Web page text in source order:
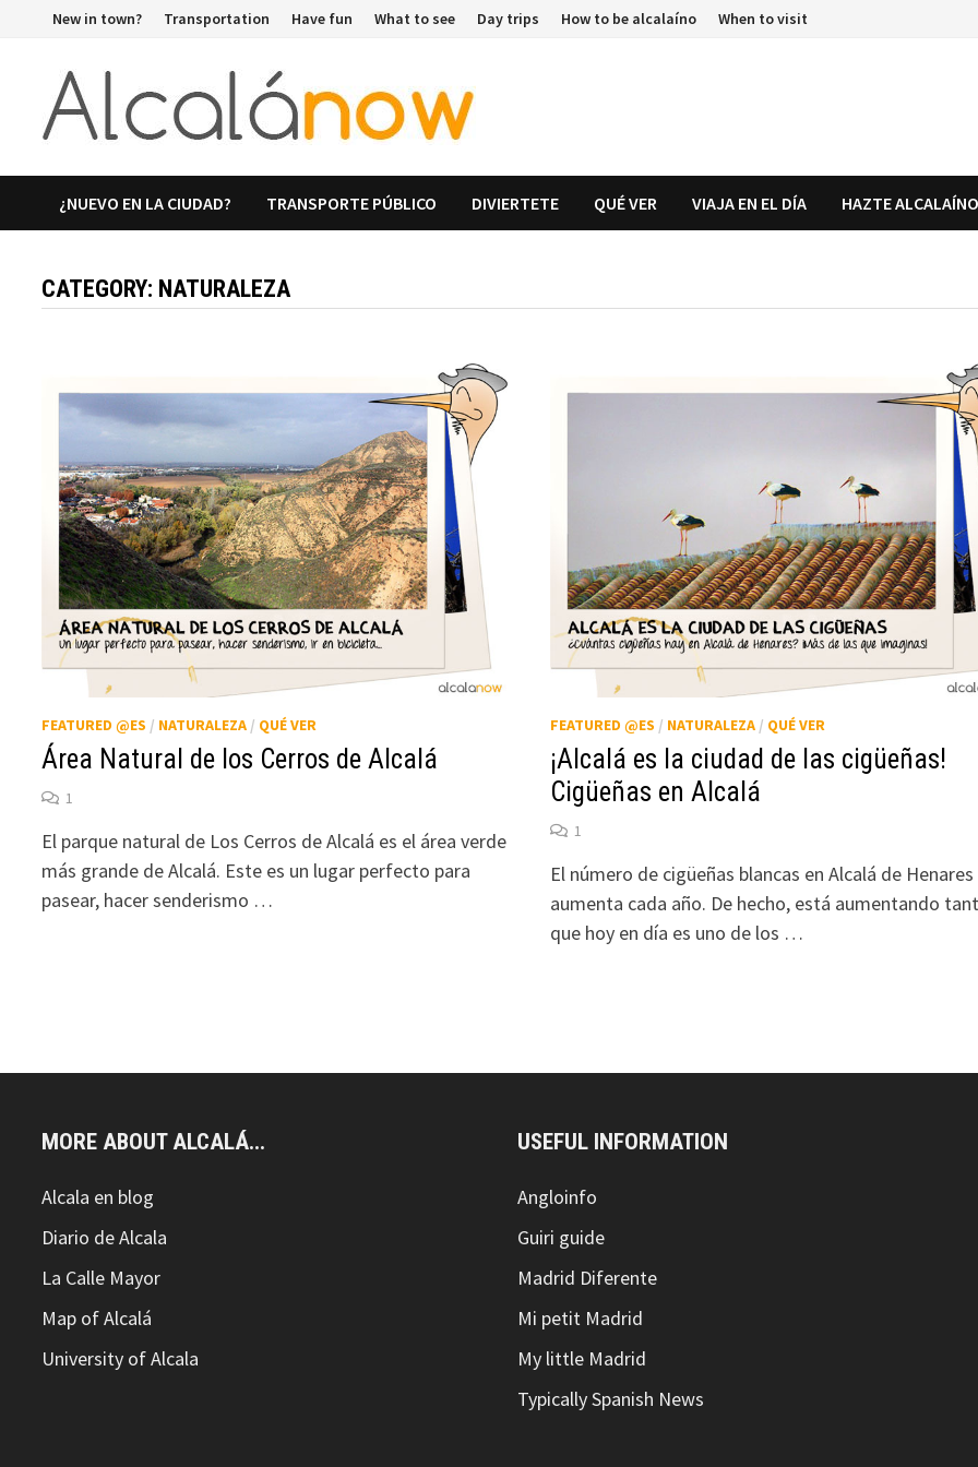
New in town? Transportation Have fun What to see Day trips How to be alcalaíno When to visit
¿NUEVO EN LA CIUDAD? TRANSPORTE PÚBLICO DIVIERTETE QUÉ VER VIAJA EN EL DÍA HAZTE
CATEGORY: NATURALEZA
FEATURED @ES / NATURALEZA / QUÉ VER
Área Natural de los Cerros de Alcalá
1
El parque natural de Los Cerros de Alcalá es el área verde
más grande de Alcalá. Este es un lugar perfecto para
pasear, hacer senderismo …
FEATURED @ES / NATURALEZA/ QUÉ VER
¡Alcalá es la ciudad de las cigüeñas!
Cigüeñas en Alcalá
1
El número de cigüeñas blancas en Alcalá de Henares
aumenta cada año. De hecho, está aumentando
que hoy en día es uno de los …
MORE ABOUT ALCALÁ...
Alcala en blog
Diario de Alcala
La Calle Mayor
Map of Alcalá
University of Alcala
USEFUL INFORMATION
Angloinfo
Guiri guide
Madrid Diferente
Mi petit Madrid
My little Madrid
Typically Spanish News